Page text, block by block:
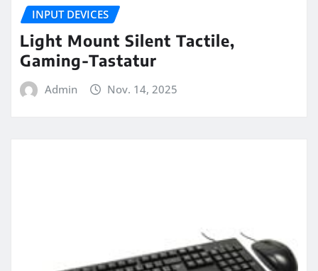
INPUT DEVICES
Light Mount Silent Tactile,
Gaming-Tastatur
Admin Nov. 14, 2025